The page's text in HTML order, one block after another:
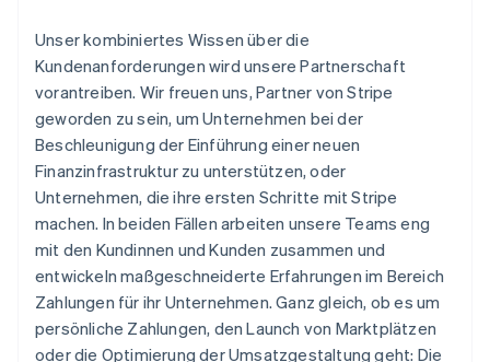
Unser kombiniertes Wissen über die
Kundenanforderungen wird unsere Partnerschaft
vorantreiben. Wir freuen uns, Partner von Stripe
geworden zu sein, um Unternehmen bei der
Beschleunigung der Einführung einer neuen
Finanzinfrastruktur zu unterstützen, oder
Unternehmen, die ihre ersten Schritte mit Stripe
machen. In beiden Fällen arbeiten unsere Teams eng
mit den Kundinnen und Kunden zusammen und
entwickeln maßgeschneiderte Erfahrungen im Bereich
Zahlungen für ihr Unternehmen. Ganz gleich, ob es um
persönliche Zahlungen, den Launch von Marktplätzen
oder die Optimierung der Umsatzgestaltung geht: Die